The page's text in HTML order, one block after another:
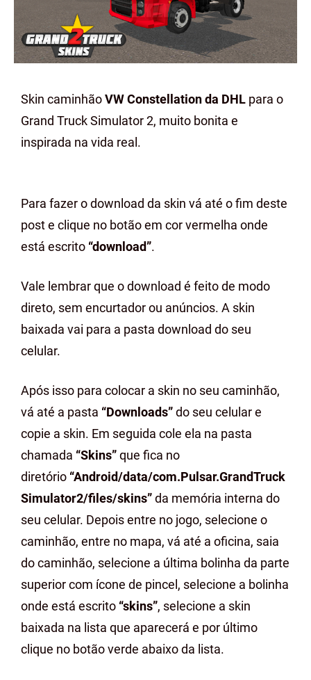
Skin caminhãoVW Constellation da DHL para o
Grand Truck Simulator 2, muito bonita e
inspirada na vida real.
Para fazer o download da skin vá até o fim deste
post e clique no botão em cor vermelha onde
está escrito “download”.
Vale lembrar que o download é feito de modo
direto, sem encurtador ou anúncios. A skin
baixada vai para a pasta download do seu
celular.
Após isso para colocar a skin no seu caminhão,
vá até a pasta “Downloads”do seu celular e
copie a skin. Em seguida cole ela na pasta
chamada “Skins”que fica no
diretório “Android/data/com.Pulsar.GrandTruck
Simulator2/files/skins”da memória interna do
seu celular. Depois entre no jogo, selecione o
caminhão, entre no mapa, vá até a oficina, saia
do caminhão, selecione a última bolinha da parte
superior com ícone de pincel, selecione a bolinha
onde está escrito “skins”, selecione a skin
baixada na lista que aparecerá e por último
clique no botão verde abaixo da lista.